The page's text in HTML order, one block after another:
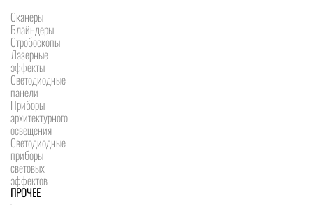
Сканеры
Блайндеры
Стробоскопы
Лазерные
эффекты
Светодиодные
панели
Приборы
архитектурного
освещения
Светодиодные
приборы
световых
эффектов
ПРОЧЕЕ